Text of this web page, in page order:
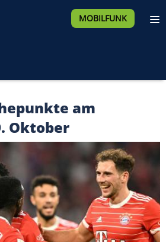
MOBILFUNK
am
Oktober